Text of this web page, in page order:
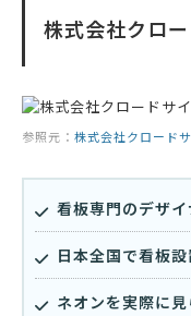
株式会社クロ
参照元： 株式会社クロード
看板専門のデザ
日本全国で看板
ネオンを実際に